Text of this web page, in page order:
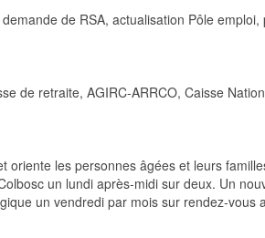
de RSA, actualisation Pôle
retraite, AGIRC-ARRCO, Caisse
oriente les personnes âgées et leurs
un lundi après-midi sur deux. Un
un vendredi par mois sur rendez-vous